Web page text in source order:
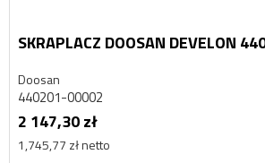
SKRAPLACZ DOOSAN DEVELON
Doosan
440201-00002
2 147,30 zł
1,745,77 zł netto